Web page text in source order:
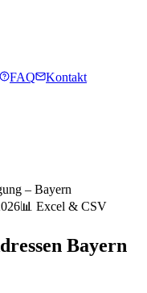
FAQ
Kontakt
– Bayern
📊 Excel & CSV
Bayern